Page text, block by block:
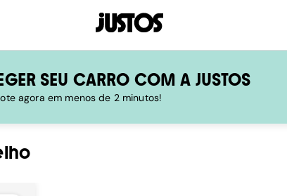
SEU CARRO COM A JUSTOS
agora em menos de 2 minutos!